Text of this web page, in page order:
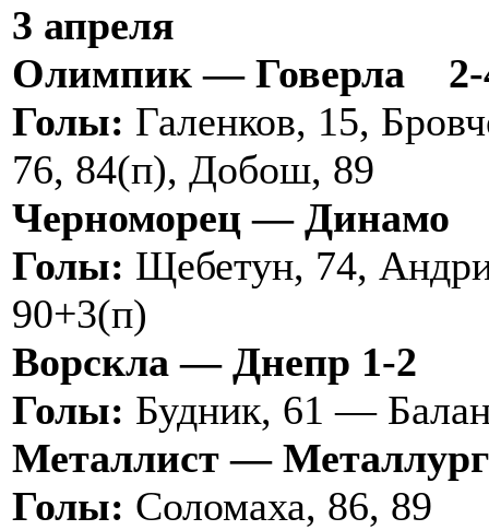
3 апреля
Олимпик — Говерла
Голы: Галенков, 15,
76, 84(п), Добош, 89
Черноморец — Динамо
Голы: Щебетун, 74,
90+3(п)
Ворскла — Днепр 1-2
Голы: Будник, 61 —
Металлист —
Голы: Соломаха, 86, 89